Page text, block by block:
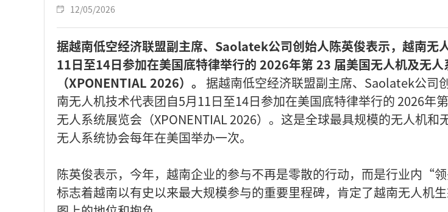
12/05/2026
据越南低空经济联盟副主席、Saolatek公司创始人陈英俊表示，越南无
11日至14日参加在美国底特律举行的 2026年第 23 届美国无人机及无人
（XPONENTIAL 2026）。 据越南低空经济联盟副主席、Saolatek公司
南无人机技术代表团自5月11日至14日参加在美国底特律举行的 2026年
无人系统展览会（XPONENTIAL 2026）。这是全球最具规模的无人机和
无人系统协会每年在美国举办一次。
陈英俊表示，今年，越南企业的参与不再是零散的行动，而是行业内“
标志着越南以有史以来最大规模参与的重要里程碑，肯定了越南无人机